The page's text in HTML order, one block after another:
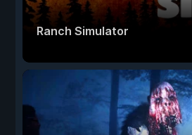
Ranch Simulator